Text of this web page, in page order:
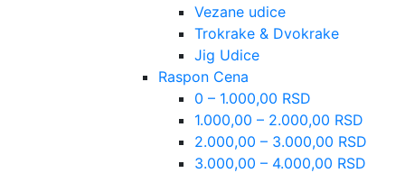
Vezane udice
Trokrake & Dvokrake
Jig Udice
Raspon Cena
0 – 1.000,00 RSD
1.000,00 – 2.000,00 RSD
2.000,00 – 3.000,00 RSD
3.000,00 – 4.000,00 RSD